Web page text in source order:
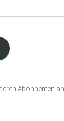
Abonnenten an